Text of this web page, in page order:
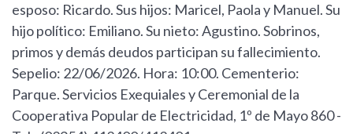
esposo: Ricardo. Sus hijos: Maricel, Paola y Manuel. Su
hijo político: Emiliano. Su nieto: Agustino. Sobrinos,
primos y demás deudos participan su fallecimiento.
Sepelio: 22/06/2026. Hora: 10:00. Cementerio:
Parque. Servicios Exequiales y Ceremonial de la
Cooperativa Popular de Electricidad, 1º de Mayo 860 -